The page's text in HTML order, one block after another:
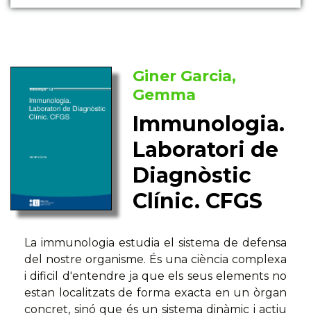
Giner Garcia,
Gemma
Immunologia.
Laboratori de
Diagnòstic
Clínic. CFGS
La immunologia estudia el sistema de defensa
del nostre organisme. És una ciència complexa
i dificil d'entendre ja que els seus elements no
estan localitzats de forma exacta en un òrgan
concret, sinó que és un sistema dinàmic i actiu